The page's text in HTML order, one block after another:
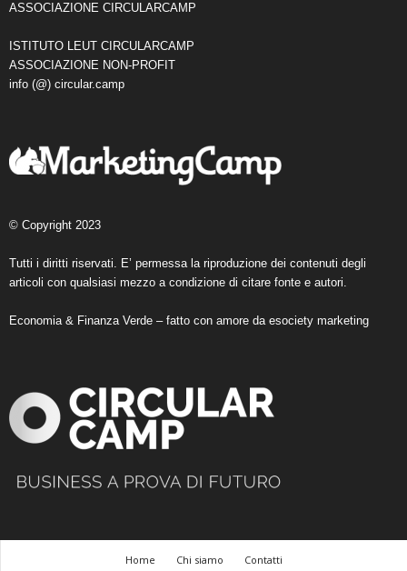
ASSOCIAZIONE CIRCULARCAMP
ISTITUTO LEUT CIRCULARCAMP
ASSOCIAZIONE NON-PROFIT
info (@) circular.camp
© Copyright 2023
Tutti i diritti riservati. E’ permessa la riproduzione dei contenuti degli
articoli con qualsiasi mezzo a condizione di citare fonte e autori.
Economia & Finanza Verde – fatto con amore da esociety marketing
Home Chi siamo Contatti